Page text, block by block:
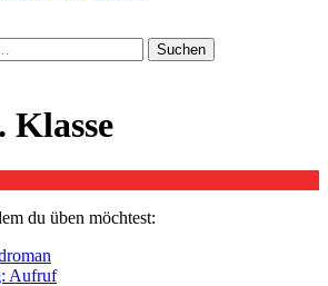
Klasse
du üben möchtest:
Aufruf